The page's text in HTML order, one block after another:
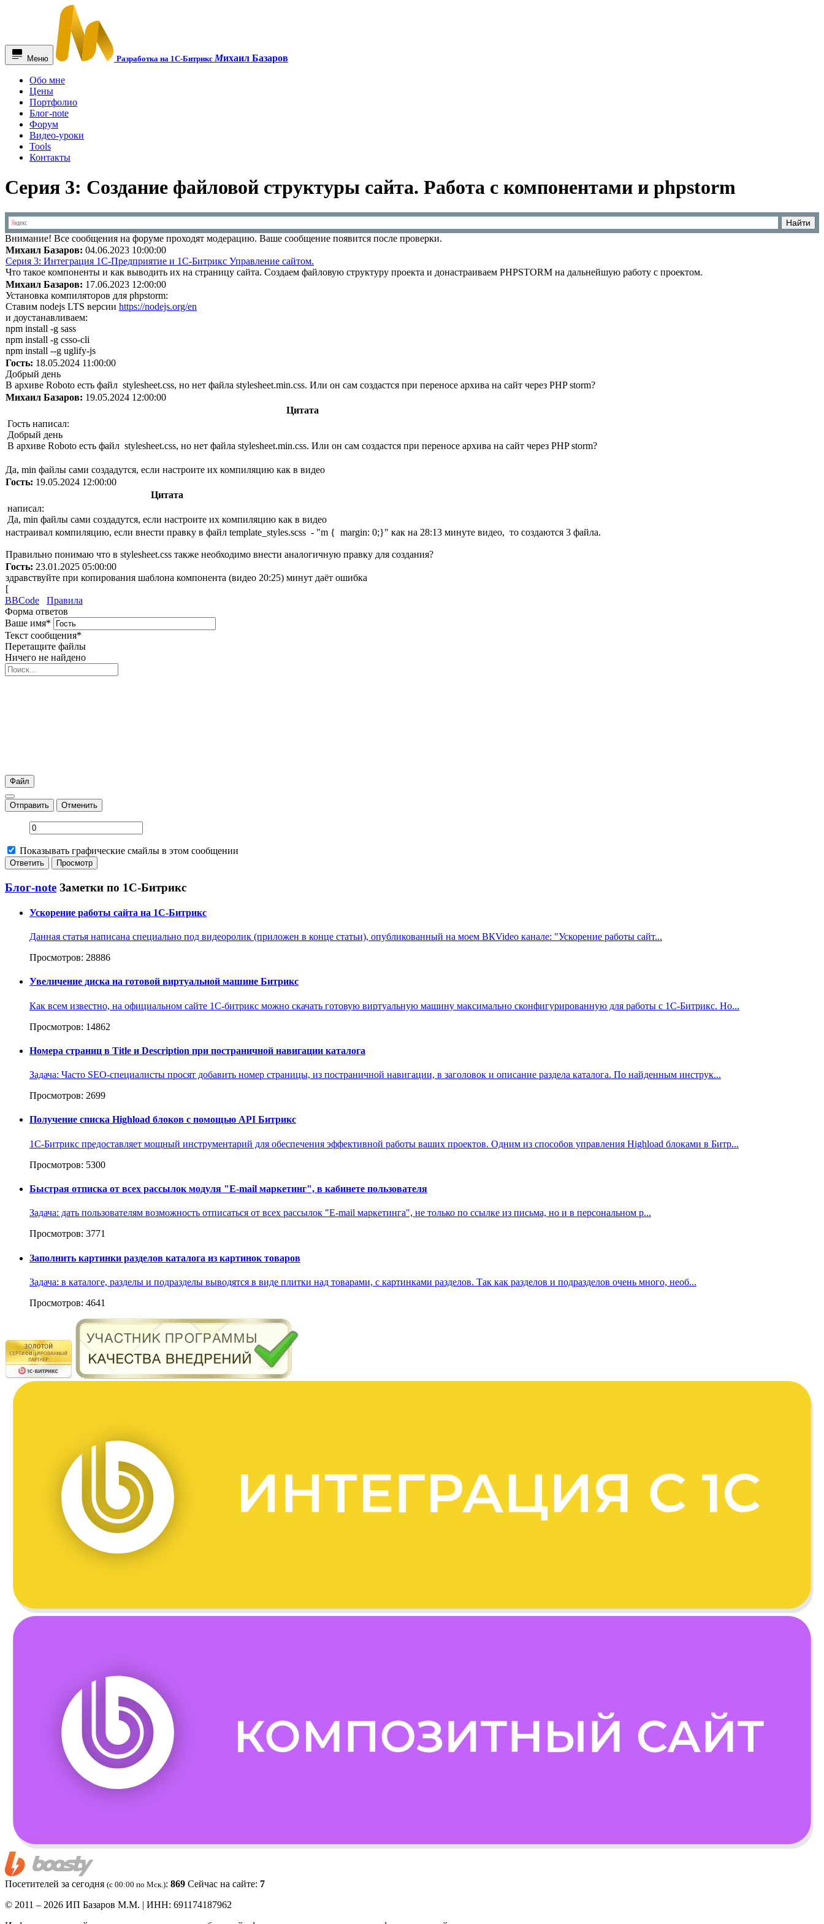
Меню Разработка на 1С-БитриксМихаил Базаров
Обо мне
Цены
Портфолио
Блог-note
Форум
Видео-уроки
Tools
Контакты
Серия 3: Создание файловой структуры сайта. Работа с компонентами и phpstorm
Внимание! Все сообщения на форуме проходят модерацию. Ваше сообщение появится после проверки.
Михаил Базаров: 04.06.2023 10:00:00
Серия 3: Интеграция 1С-Предприятие и 1С-Битрикс Управление сайтом.
Что такое компоненты и как выводить их на страницу сайта. Создаем файловую структуру проекта и донастраиваем PHPSTORM на дальнейшую работу с проектом.
Михаил Базаров: 17.06.2023 12:00:00
Установка компиляторов для phpstorm:
Ставим nodejs LTS версии https://nodejs.org/en
и доустанавливаем:
npm install -g sass
npm install -g csso-cli
npm install --g uglify-js
Гость: 18.05.2024 11:00:00
Добрый день
В архиве Roboto есть файл stylesheet.css, но нет файла stylesheet.min.css. Или он сам создастся при переносе архива на сайт через PHP storm?
Михаил Базаров: 19.05.2024 12:00:00
Цитата
Гость написал:
Добрый день
В архиве Roboto есть файл stylesheet.css, но нет файла stylesheet.min.css. Или он сам создастся при переносе архива на сайт через PHP storm?
Да, min файлы сами создадутся, если настроите их компиляцию как в видео
Гость: 19.05.2024 12:00:00
Цитата
написал:
Да, min файлы сами создадутся, если настроите их компиляцию как в видео
настраивал компиляцию, если внести правку в файл template_styles.scss - "m { margin: 0;}" как на 28:13 минуте видео, то создаются 3 файла.
Правильно понимаю что в stylesheet.css также необходимо внести аналогичную правку для создания?
Гость: 23.01.2025 05:00:00
здравствуйте при копирования шаблона компонента (видео 20:25) минут даёт ошибка
[
BBCode
Правила
Форма ответов
Ваше имя*
Текст сообщения*
Перетащите файлы
Ничего не найдено
Файл
Отправить Отменить
Показывать графические смайлы в этом сообщении
Блог-note Заметки по 1С-Битрикс
Ускорение работы сайта на 1С-Битрикс
Данная статья написана специально под видеоролик (приложен в конце статьи), опубликованный на моем ВКVideo канале: "Ускорение работы сайт...
Просмотров: 28886
Увеличение диска на готовой виртуальной машине Битрикс
Как всем известно, на официальном сайте 1С-битрикс можно скачать готовую виртуальную машину максимально сконфигурированную для работы с 1С-Битрикс. Но...
Просмотров: 14862
Номера страниц в Title и Description при постраничной навигации каталога
Задача: Часто SEO-специалисты просят добавить номер страницы, из постраничной навигации, в заголовок и описание раздела каталога. По найденным инструк...
Просмотров: 2699
Получение списка Highload блоков с помощью API Битрикс
1С-Битрикс предоставляет мощный инструментарий для обеспечения эффективной работы ваших проектов. Одним из способов управления Highload блоками в Битр...
Просмотров: 5300
Быстрая отписка от всех рассылок модуля "E-mail маркетинг", в кабинете пользователя
Задача: дать пользователям возможность отписаться от всех рассылок "E-mail маркетинга", не только по ссылке из письма, но и в персональном р...
Просмотров: 3771
Заполнить картинки разделов каталога из картинок товаров
Задача: в каталоге, разделы и подразделы выводятся в виде плитки над товарами, с картинками разделов. Так как разделов и подразделов очень много, необ...
Просмотров: 4641
Посетителей за сегодня (c 00:00 по Мск.): 869 Сейчас на сайте: 7
© 2011 – 2026 ИП Базаров М.М. | ИНН: 691174187962